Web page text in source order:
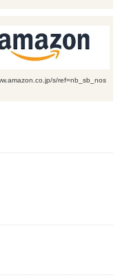
s/ref=nb_sb_nos